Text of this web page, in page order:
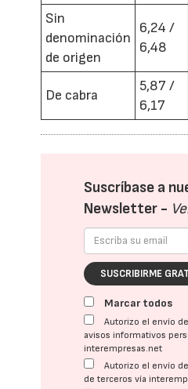
Sin
denominación
de origen
6,24 /
6,48
De cabra
5,87 /
6,17
Suscríbase a
Newsletter -
SUSCRIBIRME
Marcar todos
Autorizo el envío
avisos informativos
interempresas.net
Autorizo el envío
de terceros vía